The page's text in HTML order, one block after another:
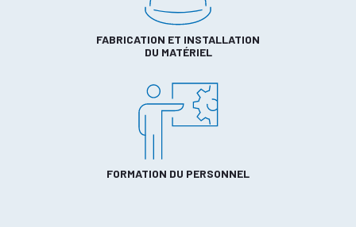
FABRICATION ET INSTALLATION
DU MATÉRIEL
FORMATION DU PERSONNEL